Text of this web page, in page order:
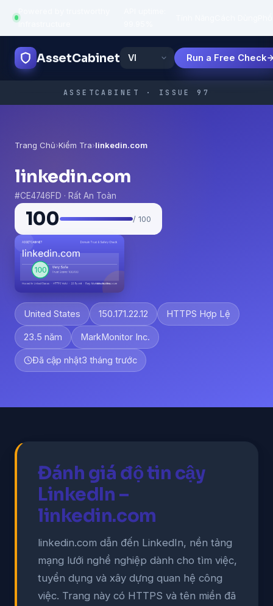
infrastructure
AssetCabinet Run a Free Check
ASSETCABINET · ISSUE 97
Trang Chủ›Kiểm Tra›linkedin.com
linkedin.com
#CE4746FD · Rất An Toàn
100 / 100
United States 150.171.22.12 HTTPS Hợp Lệ
23.5 năm MarkMonitor Inc.
Đã cập nhật3 tháng trước
Đánh giá độ tin cậy
LinkedIn –
linkedin.com
linkedin.com dẫn đến LinkedIn, nền tảng
mạng lưới nghề nghiệp dành cho tìm việc,
tuyển dụng và xây dựng quan hệ công
việc. Trang này có HTTPS và tên miền đã